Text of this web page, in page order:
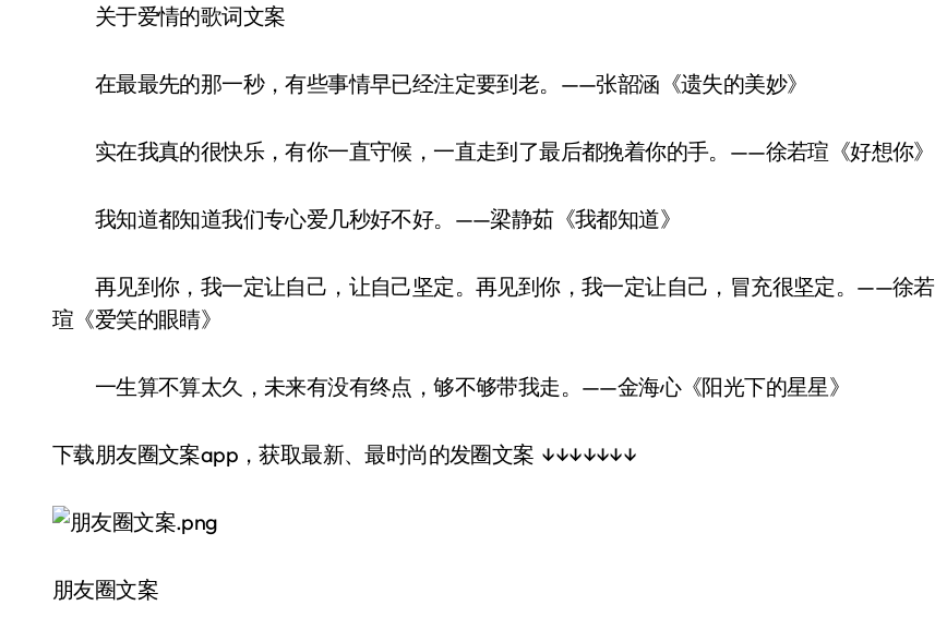
关于爱情的歌词文案
在最最先的那一秒，有些事情早已经注定要到老。——张韶涵《遗失的美妙》
实在我真的很快乐，有你一直守候，一直走到了最后都挽着你的手。——徐若瑄《好想你》
我知道都知道我们专心爱几秒好不好。——梁静茹《我都知道》
再见到你，我一定让自己，让自己坚定。再见到你，我一定让自己，冒充很坚定。——徐若
瑄《爱笑的眼睛》
一生算不算太久，未来有没有终点，够不够带我走。——金海心《阳光下的星星》
下载朋友圈文案app，获取最新、最时尚的发圈文案 ↓↓↓↓↓↓↓
朋友圈文案